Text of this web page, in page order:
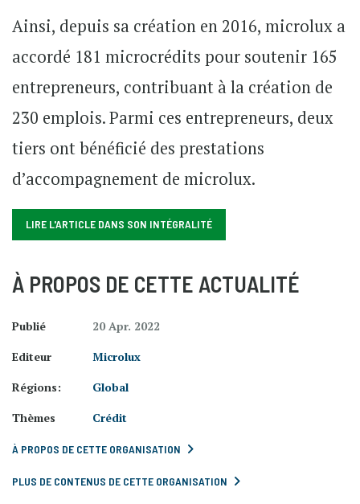
Ainsi, depuis sa création en 2016, microlux a
accordé 181 microcrédits pour soutenir 165
entrepreneurs, contribuant à la création de
230 emplois. Parmi ces entrepreneurs, deux
tiers ont bénéficié des prestations
d’accompagnement de microlux.
LIRE L'ARTICLE DANS SON INTÉGRALITÉ
À PROPOS DE CETTE ACTUALITÉ
Publié
20 Apr. 2022
Editeur
Microlux
Régions:
Global
Thèmes
Crédit
À PROPOS DE CETTE ORGANISATION
PLUS DE CONTENUS DE CETTE ORGANISATION